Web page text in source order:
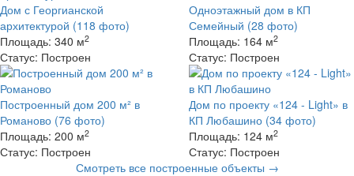
Дом с Георгианской
архитектурой (118 фото)
Площадь: 340 м2
Статус: Построен
Одноэтажный дом в КП
Семейный (28 фото)
Площадь: 164 м2
Статус: Построен
Построенный дом 200 м² в
Романово (76 фото)
Площадь: 200 м2
Статус: Построен
Дом по проекту «124 - Light» в
КП Любашино (34 фото)
Площадь: 124 м2
Статус: Построен
Смотреть все построенные объекты →